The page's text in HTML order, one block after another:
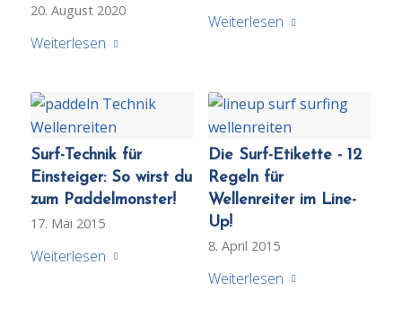
20. August 2020
Weiterlesen
Weiterlesen
Surf-Technik für
Einsteiger: So wirst du
zum Paddelmonster!
17. Mai 2015
Weiterlesen
Die Surf-Etikette - 12
Regeln für
Wellenreiter im Line-
Up!
8. April 2015
Weiterlesen